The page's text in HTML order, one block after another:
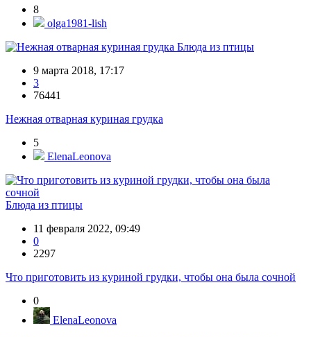
8
olga1981-lish
Блюда из птицы
9 марта 2018, 17:17
3
76441
Нежная отварная куриная грудка
5
ElenaLeonova
Блюда из птицы
11 февраля 2022, 09:49
0
2297
Что приготовить из куриной грудки, чтобы она была сочной
0
ElenaLeonova